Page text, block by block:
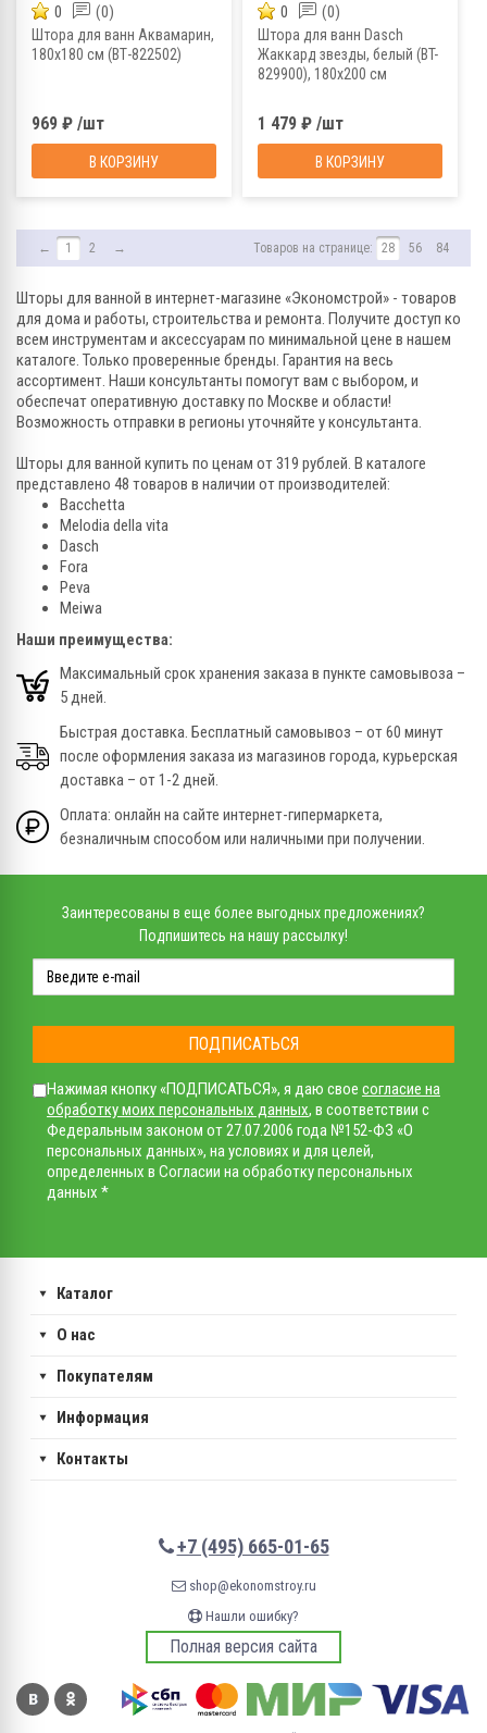
0 (0)
Штора для ванн Аквамарин,
180х180 см (ВТ-822502)
969 ₽ /шт
В КОРЗИНУ
0 (0)
Штора для ванн Dasch
Жаккард звезды, белый (BT-
829900), 180х200 см
1 479 ₽ /шт
В КОРЗИНУ
← 1 2 → Товаров на странице: 28 56 84
Шторы для ванной в интернет-магазине «Экономстрой» - товаров
для дома и работы, строительства и ремонта. Получите доступ ко
всем инструментам и аксессуарам по минимальной цене в нашем
каталоге. Только проверенные бренды. Гарантия на весь
ассортимент. Наши консультанты помогут вам с выбором, и
обеспечат оперативную доставку по Москве и области!
Возможность отправки в регионы уточняйте у консультанта.
Шторы для ванной купить по ценам от 319 рублей. В каталоге
представлено 48 товаров в наличии от производителей:
Bacchetta
Melodia della vita
Dasch
Fora
Peva
Meiwa
Наши преимущества:
Максимальный срок хранения заказа в пункте самовывоза –
5 дней.
Быстрая доставка. Бесплатный самовывоз – от 60 минут
после оформления заказа из магазинов города, курьерская
доставка – от 1-2 дней.
Оплата: онлайн на сайте интернет-гипермаркета,
безналичным способом или наличными при получении.
Заинтересованы в еще более выгодных предложениях?
Подпишитесь на нашу рассылку!
ПОДПИСАТЬСЯ
Нажимая кнопку «ПОДПИСАТЬСЯ», я даю свое согласие на
обработку моих персональных данных, в соответствии с
Федеральным законом от 27.07.2006 года №152-ФЗ «О
персональных данных», на условиях и для целей,
определенных в Согласии на обработку персональных
данных *
Каталог
О нас
Покупателям
Информация
Контакты
+7 (495) 665-01-65
shop@ekonomstroy.ru
Нашли ошибку?
Полная версия сайта